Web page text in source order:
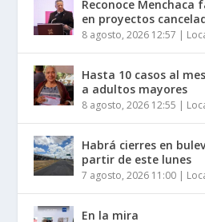
Reconoce Menchaca
en proyectos
8 agosto, 2026 12:57 |
Hasta 10 casos al
a adultos mayores
8 agosto, 2026 12:55 |
Habrá cierres en
partir de este lunes
7 agosto, 2026 11:00 |
En la mira